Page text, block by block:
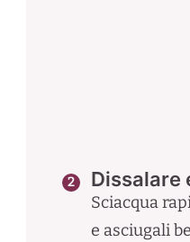
Dissalare
Sciacqua
e asciugali